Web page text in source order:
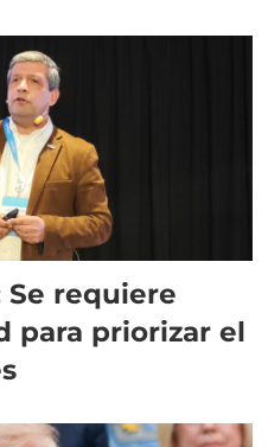
Se requiere
para priorizar el